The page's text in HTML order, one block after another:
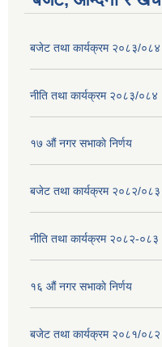
बजेट तथा कार्यक्रम २०८३/०८४
नीति तथा कार्यक्रम २०८३/०८४
१७ ‌‍औं नगर सभाकाे निर्णय
बजेट तथा कार्यक्रम २०८२/०८३
नीति तथा कार्यक्रम २०८२-०८३
१६ ‌औं नगर सभाकाे निर्णय
बजेट तथा कार्यक्रम २०८१/०८२